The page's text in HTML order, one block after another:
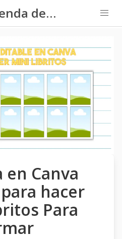
de
Canva
hacer
Para